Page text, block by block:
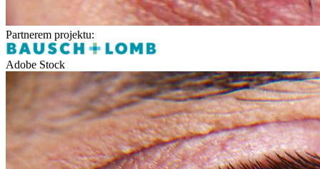
Partnerem projektu:
Adobe Stock